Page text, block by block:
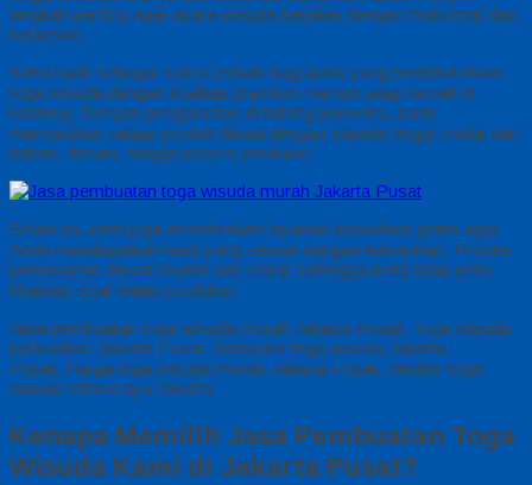
langkah penting agar acara wisuda berjalan dengan maksimal dan
berkesan.
Kami hadir sebagai solusi terbaik bagi Anda yang membutuhkan
toga wisuda dengan kualitas premium namun tetap ramah di
kantong. Dengan pengalaman di bidang konveksi, kami
memastikan setiap produk dibuat dengan standar tinggi, mulai dari
bahan, desain, hingga proses produksi.
Selain itu, kami juga memberikan layanan konsultasi gratis agar
Anda mendapatkan hasil yang sesuai dengan kebutuhan. Proses
pemesanan dibuat mudah dan cepat sehingga Anda tidak perlu
khawatir soal waktu produksi.
Jasa pembuatan toga wisuda murah Jakarta Pusat, Toga wisuda
berkualitas Jakarta Pusat, Konveksi toga wisuda Jakarta
Pusat, Harga toga wisuda murah Jakarta Pusat, Vendor toga
wisuda terpercaya Jakarta
Kenapa Memilih Jasa Pembuatan Toga
Wisuda Kami di Jakarta Pusat?